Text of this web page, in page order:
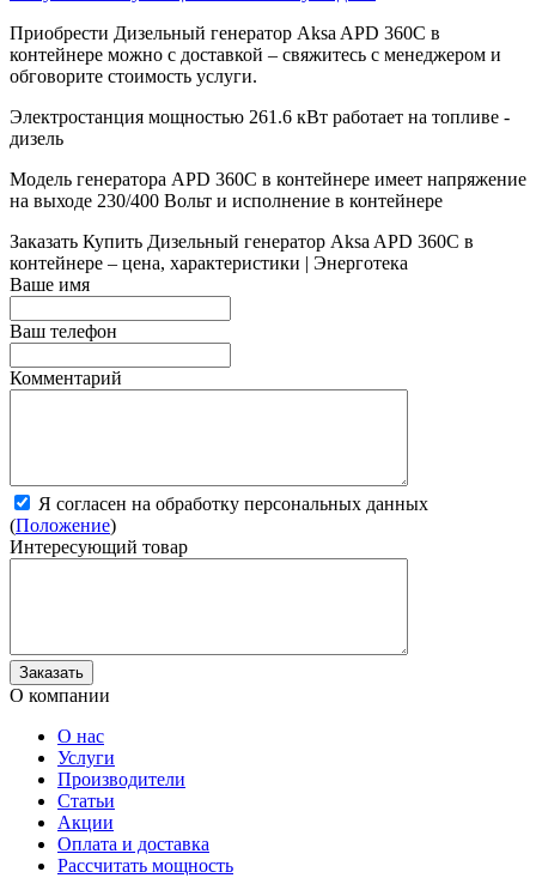
Приобрести Дизельный генератор Aksa APD 360C в
контейнере можно с доставкой – свяжитесь с менеджером и
обговорите стоимость услуги.
Электростанция мощностью 261.6 кВт работает на топливе -
дизель
Модель генератора APD 360C в контейнере имеет напряжение
на выходе 230/400 Вольт и исполнение в контейнере
Заказать Купить Дизельный генератор Aksa APD 360C в
контейнере – цена, характеристики | Энерготека
Ваше имя
Ваш телефон
Комментарий
Я согласен на обработку персональных данных
(Положение)
Интересующий товар
О компании
О нас
Услуги
Производители
Статьи
Акции
Оплата и доставка
Рассчитать мощность